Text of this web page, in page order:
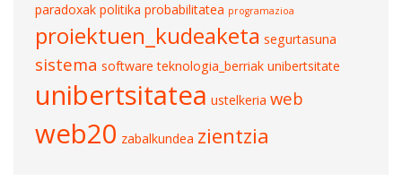
paradoxak politika probabilitatea programazioa
proiektuen_kudeaketa segurtasuna
sistema software teknologia_berriak unibertsitate
unibertsitatea ustelkeria web
web20 zabalkundea zientzia